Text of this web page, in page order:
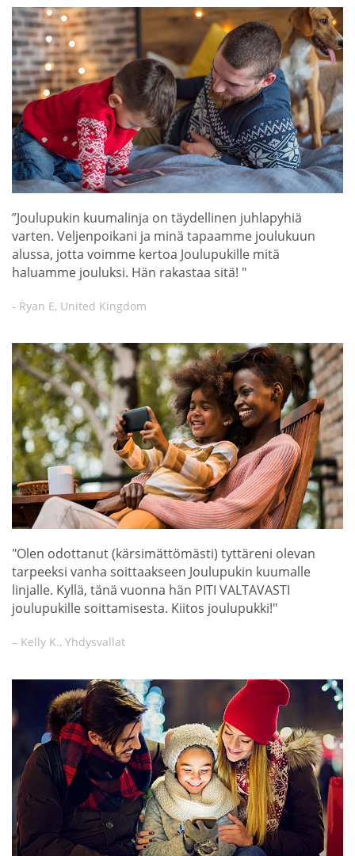
”Joulupukin kuumalinja on täydellinen juhlapyhiä
varten. Veljenpoikani ja minä tapaamme joulukuun
alussa, jotta voimme kertoa Joulupukille mitä
haluamme jouluksi. Hän rakastaa sitä! "
- Ryan E, United Kingdom
"Olen odottanut (kärsimättömästi) tyttäreni olevan
tarpeeksi vanha soittaakseen Joulupukin kuumalle
linjalle. Kyllä, tänä vuonna hän PITI VALTAVASTI
joulupukille soittamisesta. Kiitos joulupukki!"
– Kelly K., Yhdysvallat